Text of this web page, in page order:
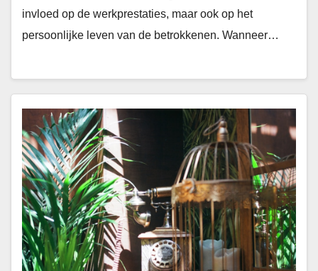
invloed op de werkprestaties, maar ook op het
persoonlijke leven van de betrokkenen. Wanneer…